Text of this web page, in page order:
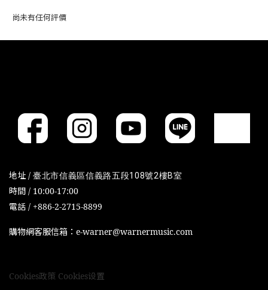
尚未有任何評價
地址 / 臺北市信義區信義路五段108號2樓B室
時間 / 10:00-17:00
電話 / +886-2-2715-8899
購物網客服信箱：e-warner@warnermusic.com
Cookies政策 Cookies设置